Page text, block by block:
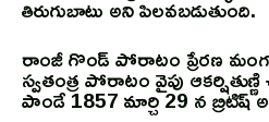
తిరుగుబాటు అని పిలవబడుతుంది.
రాంజీ గొండ్ పోరాటం ప్రేరణ
స్వతంత్ర పోరాటం వైపు
పాండే 1857 మార్చి 29 న బ్రిటిష్